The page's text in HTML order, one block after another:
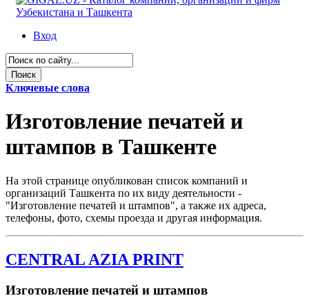
Вход
Ключевые слова
Изготовление печатей и
штампов в Ташкенте
На этой странице опубликован список компаний и
организаций Ташкента по их виду деятельности -
"Изготовление печатей и штампов", а также их адреса,
телефоны, фото, схемы проезда и другая информация.
CENTRAL AZIA PRINT
Изготовление печатей и штампов